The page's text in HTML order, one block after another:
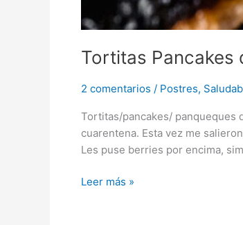
Tortitas Pancakes
2 comentarios / Postres,
Tortitas/pancakes/ panqueques
cuarentena. Esta vez me
Les puse berries por encima,
Leer más »